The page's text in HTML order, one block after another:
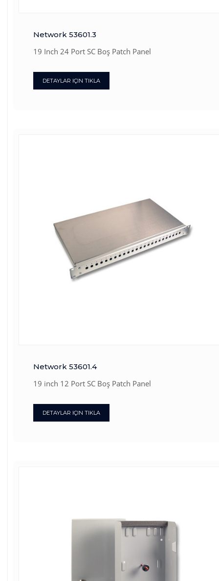
Network 53601.3
19 Inch 24 Port SC Boş Patch Panel
DETAYLAR IÇIN TIKLA
Network 53601.4
19 inch 12 Port SC Boş Patch Panel
DETAYLAR IÇIN TIKLA